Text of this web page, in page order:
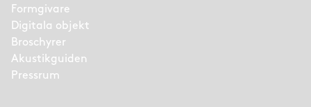
Formgivare
Digitala objekt
Broschyrer
Akustikguiden
Pressrum